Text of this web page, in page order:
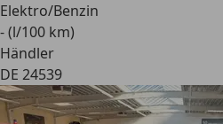
Elektro/Benzin
- (l/100 km)
Händler
DE 24539